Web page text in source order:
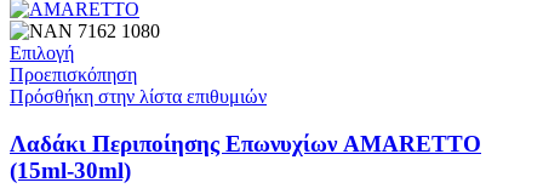
Επιλογή
Προεπισκόπηση
Πρόσθήκη στην λίστα επιθυμιών
Λαδάκι Περιποίησης Επωνυχίων AMARETTO
(15ml-30ml)